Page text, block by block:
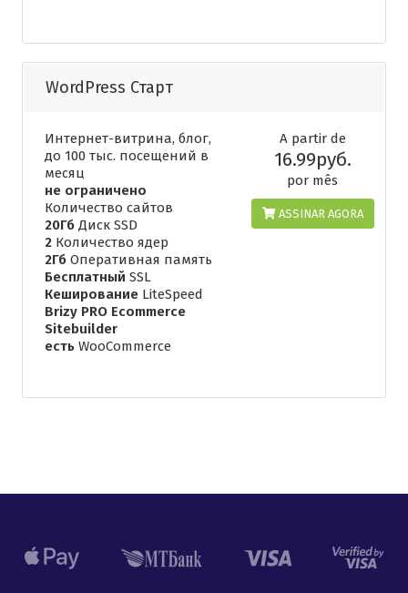
WordPress Старт
Интернет-витрина, блог,
до 100 тыс. посещений в
месяц
не ограничено
Количество сайтов
20Гб Диск SSD
2 Количество ядер
2Гб Оперативная память
Бесплатный SSL
Кеширование LiteSpeed
Brizy PRO Ecommerce
Sitebuilder
есть WooCommerce
A partir de
16.99руб.
por mês
ASSINAR AGORA